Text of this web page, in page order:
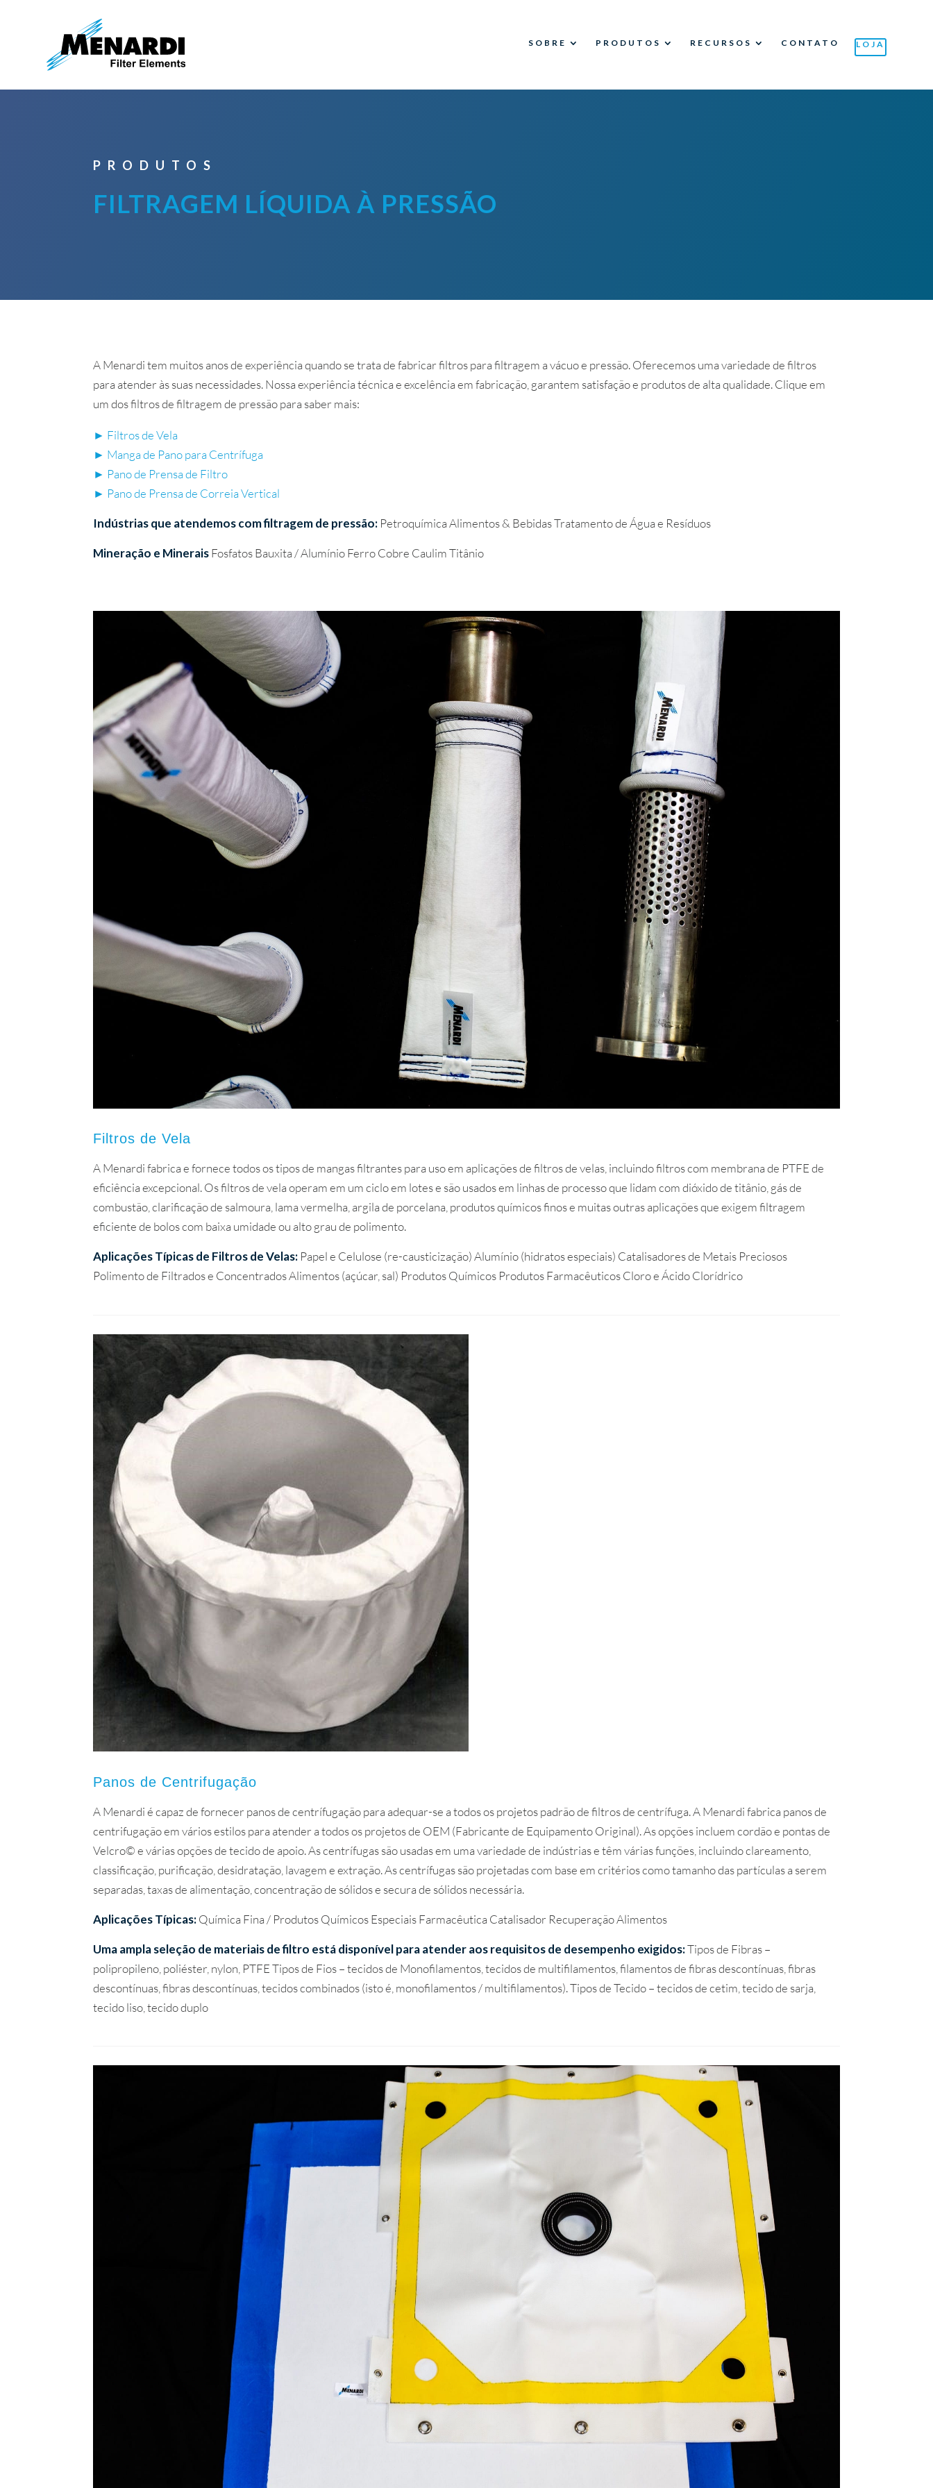
SOBRE PRODUTOS RECURSOS CONTATO LOJA
PRODUTOS
FILTRAGEM LÍQUIDA À PRESSÃO
A Menardi tem muitos anos de experiência quando se trata de fabricar filtros para filtragem a vácuo e pressão. Oferecemos uma variedade de filtros
para atender às suas necessidades. Nossa experiência técnica e excelência em fabricação, garantem satisfação e produtos de alta qualidade. Clique em
um dos filtros de filtragem de pressão para saber mais:
► Filtros de Vela
► Manga de Pano para Centrífuga
► Pano de Prensa de Filtro
► Pano de Prensa de Correia Vertical
Indústrias que atendemos com filtragem de pressão: Petroquímica Alimentos & Bebidas Tratamento de Água e Resíduos
Mineração e MineraisFosfatos Bauxita / Alumínio Ferro Cobre Caulim Titânio
Filtros de Vela
A Menardi fabrica e fornece todos os tipos de mangas filtrantes para uso em aplicações de filtros de velas, incluindo filtros com membrana de PTFE de
eficiência excepcional. Os filtros de vela operam em um ciclo em lotes e são usados em linhas de processo que lidam com dióxido de titânio, gás de
combustão, clarificação de salmoura, lama vermelha, argila de porcelana, produtos químicos finos e muitas outras aplicações que exigem filtragem
eficiente de bolos com baixa umidade ou alto grau de polimento.
Aplicações Típicas de Filtros de Velas: Papel e Celulose (re-causticização) Alumínio (hidratos especiais) Catalisadores de Metais Preciosos
Polimento de Filtrados e Concentrados Alimentos (açúcar, sal) Produtos Químicos Produtos Farmacêuticos Cloro e Ácido Clorídrico
Panos de Centrifugação
A Menardi é capaz de fornecer panos de centrífugação para adequar-se a todos os projetos padrão de filtros de centrífuga. A Menardi fabrica panos de
centrifugação em vários estilos para atender a todos os projetos de OEM (Fabricante de Equipamento Original). As opções incluem cordão e pontas de
Velcro© e várias opções de tecido de apoio. As centrífugas são usadas em uma variedade de indústrias e têm várias funções, incluindo clareamento,
classificação, purificação, desidratação, lavagem e extração. As centrífugas são projetadas com base em critérios como tamanho das partículas a serem
separadas, taxas de alimentação, concentração de sólidos e secura de sólidos necessária.
Aplicações Típicas:Química Fina / Produtos Químicos Especiais Farmacêutica Catalisador Recuperação Alimentos
Uma ampla seleção de materiais de filtro está disponível para atender aos requisitos de desempenho exigidos:Tipos de Fibras –
polipropileno, poliéster, nylon, PTFE Tipos de Fios – tecidos de Monofilamentos, tecidos de multifilamentos, filamentos de fibras descontínuas, fibras
descontínuas, fibras descontínuas, tecidos combinados (isto é, monofilamentos / multifilamentos). Tipos de Tecido – tecidos de cetim, tecido de sarja,
tecido liso, tecido duplo